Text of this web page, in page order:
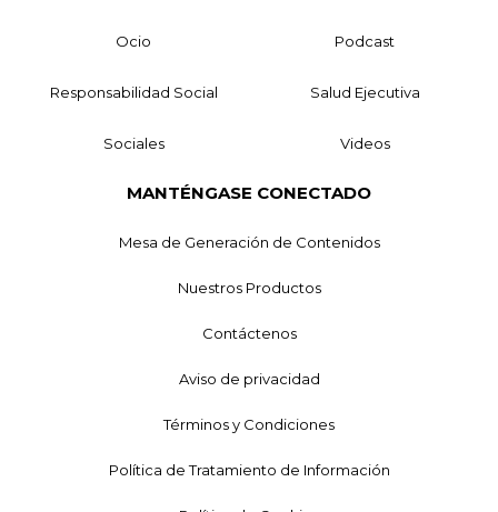
Ocio Podcast
Responsabilidad Social Salud Ejecutiva
Sociales Videos
MANTÉNGASE CONECTADO
Mesa de Generación de Contenidos
Nuestros Productos
Contáctenos
Aviso de privacidad
Términos y Condiciones
Política de Tratamiento de Información